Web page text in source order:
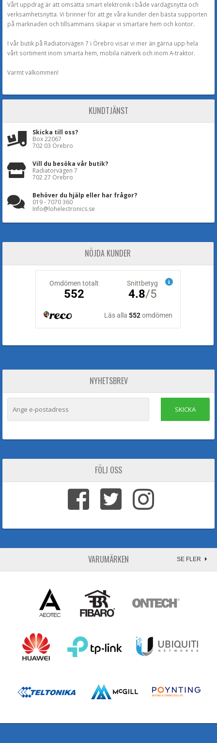
Vårt uppdrag är att omsätta smart elektronik i både vardagsnytta och
verksamhetsnytta. Vi brinner för att ge våra kunder den bästa supporten
på marknaden och tillsammans skapar vi smartare hem och kontor.
I vår butik på Radiatorvägen 7 i Örebro visar vi mer än gärna upp hela
vårt sortiment inom smarta hem, mobila nätverk och inom A-traktor.
Varmt välkommen!
KUNDTJÄNST
Skicka till oss?
Box 22067
702 03 Örebro
Vill du besöka vår butik?
Radiatorvägen 7
702 27 Örebro
Behöver du hjälp eller har frågor?
019 - 7070 360
Info@lohelectronics.se
NÖJDA KUNDER
NYHETSBREV
SKICKA
FÖLJ OSS
VARUMÄRKEN SE FLER